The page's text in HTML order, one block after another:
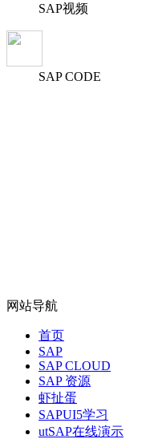
SAP视频
SAP CODE
网站导航
首页
SAP
SAP CLOUD
SAP 资源
虾扯蛋
SAPUI5学习
utSAP在线演示